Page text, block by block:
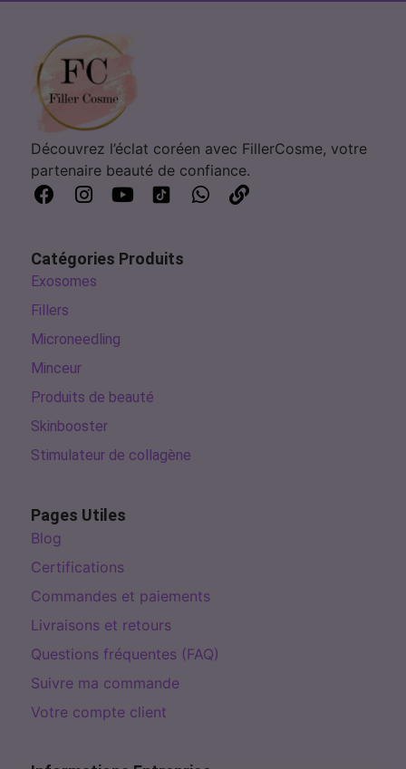
Découvrez l’éclat coréen avec FillerCosme, votre
partenaire beauté de confiance.
Catégories Produits
Exosomes
Fillers
Microneedling
Minceur
Produits de beauté
Skinbooster
Stimulateur de collagène
Pages Utiles
Blog
Certifications
Commandes et paiements
Livraisons et retours
Questions fréquentes (FAQ)
Suivre ma commande
Votre compte client